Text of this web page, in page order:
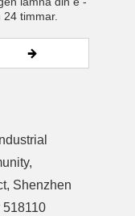
timmar.
Shenzhen
518110